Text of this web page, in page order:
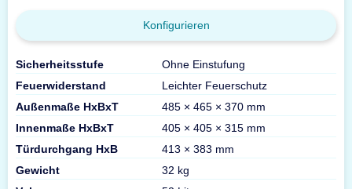
Konfigurieren
Sicherheitsstufe
Ohne Einstufung
Feuerwiderstand
Leichter Feuerschutz
Außenmaße HxBxT
485 × 465 × 370 mm
Innenmaße HxBxT
405 × 405 × 315 mm
Türdurchgang HxB
413 × 383 mm
Gewicht
32 kg